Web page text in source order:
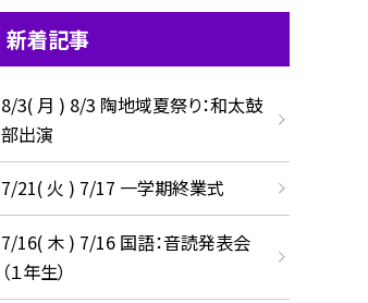
新着記事
8/3( 月 ) 8/3 陶地域夏祭り：和太鼓
部出演
7/21( 火 ) 7/17 一学期終業式
7/16( 木 ) 7/16 国語：音読発表会
（１年生）